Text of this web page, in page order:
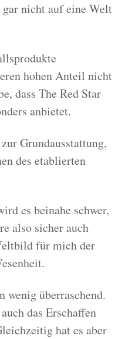
gar nicht auf eine Welt
hohen Anteil nicht
dass The Red Star
anbietet.
Grundausstattung,
des etablierten
es beinahe schwer,
also sicher auch
für mich der
wenig überraschend.
das Erschaffen
hat es aber